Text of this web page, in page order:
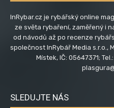
InRybar.cz je rybářský online
ze světa rybaření, zaměřený i
od návodů až po recenze
společnost InRybář Media s.r.o.,
Místek, IČ: 05647371;
SLEDUJTE NÁS